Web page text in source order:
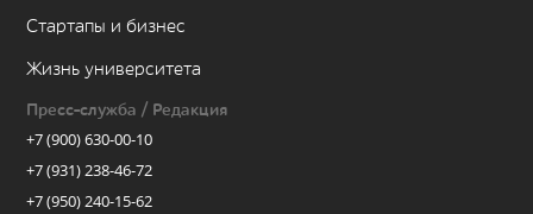
Стартапы и бизнес
Жизнь университета
Пресс-служба / Редакция
+7 (900) 630-00-10
+7 (931) 238-46-72
+7 (950) 240-15-62